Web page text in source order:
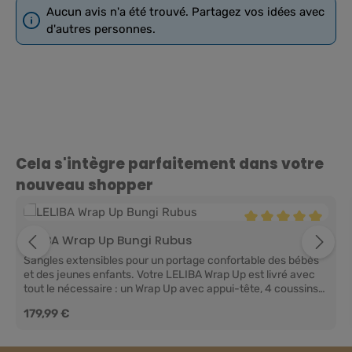
Aucun avis n'a été trouvé. Partagez vos idées avec
d'autres personnes.
Ignorer la galerie de produits
Cela s'intègre parfaitement dans votre
nouveau shopper
Note moyenne de
LELIBA Wrap Up Bungi Rubus
Sangles extensibles pour un portage confortable des bébés
et des jeunes enfants. Votre LELIBA Wrap Up est livré avec
tout le nécessaire : un Wrap Up avec appui-tête, 4 coussins
démarrer, beaucoup d'amour et, bien sûr, notre assistance
avantages suivants :Ceinture réglable individuellement :
Prix régulier :
179,99 €